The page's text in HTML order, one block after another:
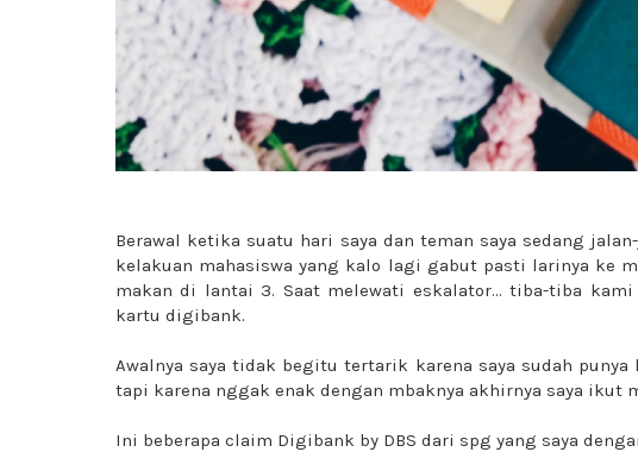
Berawal ketika suatu hari saya dan teman saya sedang
kelakuan mahasiswa yang kalo lagi gabut pasti larinya ke
makan di lantai 3. Saat melewati eskalator... tiba-tiba
kartu digibank.
Awalnya saya tidak begitu tertarik karena saya sudah
tapi karena nggak enak dengan mbaknya akhirnya saya ikut
Ini beberapa claim Digibank by DBS dari spg yang saya